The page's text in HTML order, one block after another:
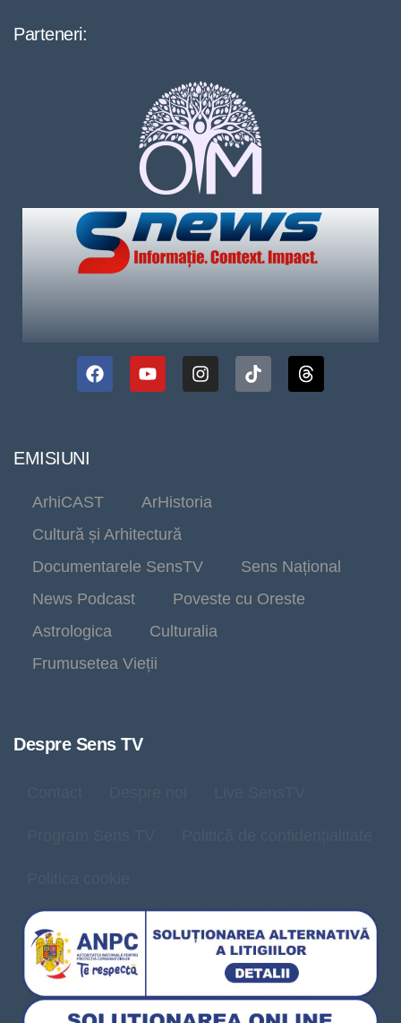
Parteneri:
EMISIUNI
ArhiCAST
ArHistoria
Cultură și Arhitectură
Documentarele SensTV
Sens Național
News Podcast
Poveste cu Oreste
Astrologica
Culturalia
Frumusetea Vieții
Despre Sens TV